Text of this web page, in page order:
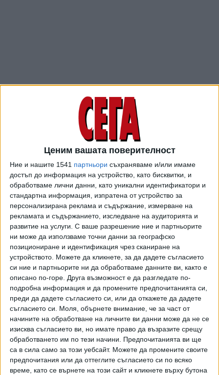
Ценим вашата поверителност
Ние и нашите 1541 партньори съхраняваме и/или имаме
достъп до информация на устройство, като бисквитки, и
обработваме лични данни, като уникални идентификатори и
стандартна информация, изпратена от устройство за
персонализирана реклама и съдържание, измерване на
рекламата и съдържанието, изследване на аудиторията и
развитие на услуги. С ваше разрешение ние и партньорите
ни може да използваме точни данни за географско
позициониране и идентификация чрез сканиране на
устройството. Можете да кликнете, за да дадете съгласието
си ние и партньорите ни да обработваме данните ви, както е
описано по-горе. Друга възможност е да разгледате по-
подробна информация и да промените предпочитанията си,
преди да дадете съгласието си, или да откажете да дадете
съгласието си. Моля, обърнете внимание, че за част от
начините на обработване на личните ви данни може да не се
изисква съгласието ви, но имате право да възразите срещу
обработването им по тези начини. Предпочитанията ви ще
са в сила само за този уебсайт. Можете да промените своите
предпочитания или да оттеглите съгласието си по всяко
време, като се върнете на този сайт и кликнете върху бутона
Като част от споразумението Ганц и съпартиецът му
Гади Айзенкот ще положат клетва като министри и ще
се присъединят към военния кабинет заедно с Нетаняху
и министъра на отбраната Йоав Галант.
В Израел широко се призовава за създаване на
извънредно правителство, след като Нетаняху обяви
война на "Хамас" в събота след масираната му атака
срещу Израел.
Към Ганц веднага се присъединиха лидерът на
опозицията Яир Лапид и лидерът на "Израел е нашият
дом" Авигдор Либерман, които заявиха, че са готови да
влязат в извънредно правителство. Членовете на
коалицията също изразиха подкрепа за този ход.
Една от спорните точки е предложеният от Ганц военен
кабинет, който ще включва Нетаняху, Галант и още
двама представители на коалицията заедно с Ганц и
Айзенкот, които са бивши началници на щабовете на
ЦАХАЛ.
Последвайте ни и в